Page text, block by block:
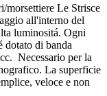
morsettiere Le Strisce
all'interno del
luminositá. Ogni
dotato di banda
Necessario per la
La superficie
veloce e non